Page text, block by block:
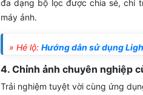
đa dạng bộ lọc được chia sẻ, chỉ
máy ảnh.
» Hé lộ: Hướng dẫn sử dụng
4. Chỉnh ảnh chuyên nghiệp
Trải nghiệm tuyệt vời cùng ứng